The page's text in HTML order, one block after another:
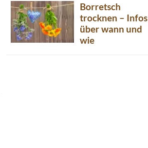
Borretsch
trocknen – Infos
über wann und
wie